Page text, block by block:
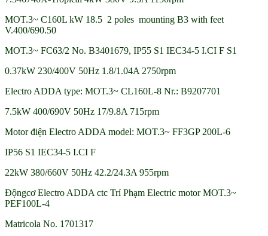
MOT.3~ C160L kW 18.5 2 poles mounting B3 with feet
V.400/690.50
MOT.3~ FC63/2 No. B3401679, IP55 S1 IEC34-5 I.CI F S1
0.37kW 230/400V 50Hz 1.8/1.04A 2750rpm
Electro ADDA type: MOT.3~ CL160L-8 Nr.: B9207701
7.5kW 400/690V 50Hz 17/9.8A 715rpm
Motor điện Electro ADDA model: MOT.3~ FF3GP 200L-6
IP56 S1 IEC34-5 I.CI F
22kW 380/660V 50Hz 42.2/24.3A 955rpm
Độngcơ Electro ADDA ctc Trí Phạm Electric motor MOT.3~
PEF100L-4
Matricola No. 1701317